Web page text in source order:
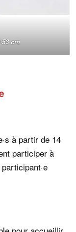
cm
à partir de 14
participer à
participant·e